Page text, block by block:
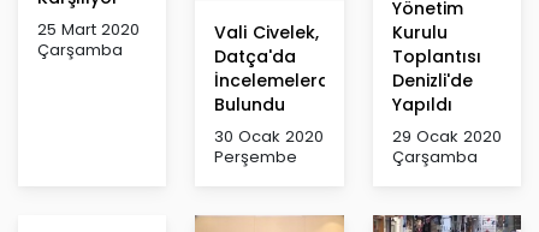
25 Mart 2020
Çarşamba
Vali Civelek,
Datça'da
İncelemelerde
Bulundu
30 Ocak 2020
Perşembe
Yönetim
Kurulu
Toplantısı
Denizli'de
Yapıldı
29 Ocak 2020
Çarşamba